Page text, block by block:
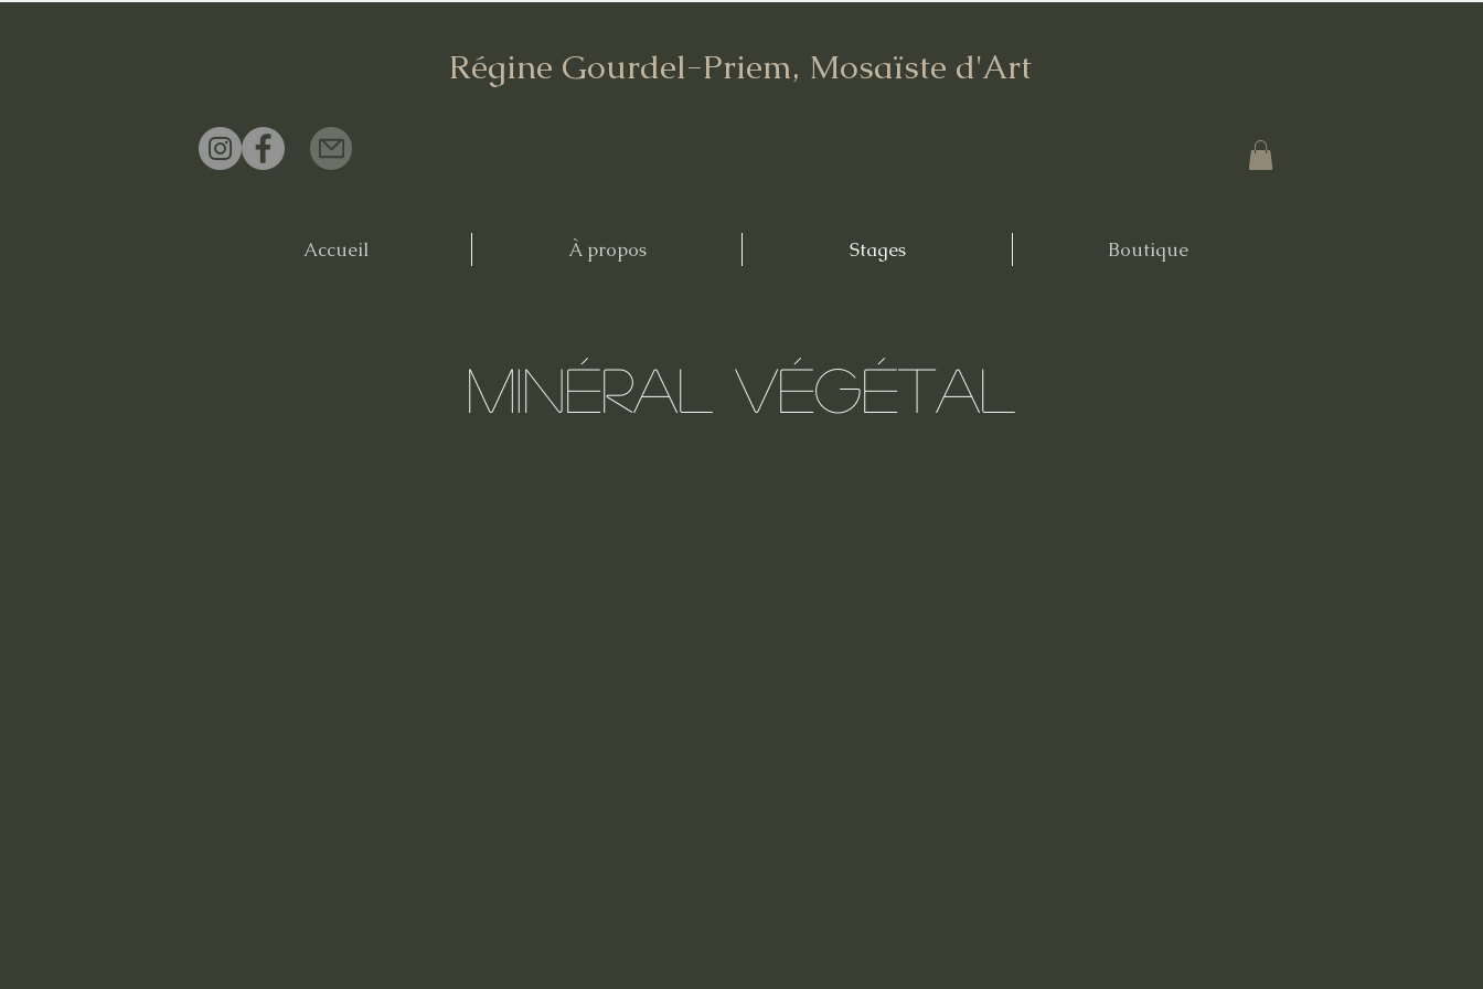
Régine Gourdel-Priem, Mosaïste d'Art
Accueil À propos Stages Boutique
Minéral végétal